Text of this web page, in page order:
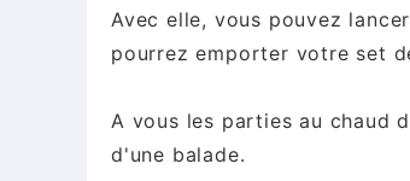
Avec elle, vous pouvez
pourrez emporter votre set
A vous les parties au chaud
d'une balade.